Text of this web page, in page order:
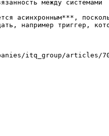
между системами
асинхронным***,
например триггер,